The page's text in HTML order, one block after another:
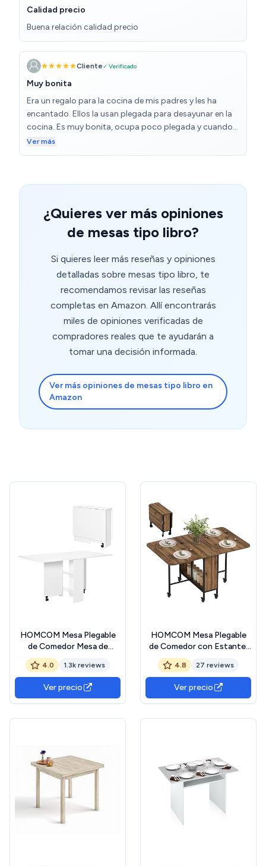
Calidad precio
Buena relación calidad precio
Cliente✓ Verificado
Muy bonita
Era un regalo para la cocina de mis padres y les ha
encantado. Ellos la usan plegada para desayunar en la
cocina. Es muy bonita, ocupa poco plegada y cuando
se abre es cuadrada. Es de fácil limpieza. Tiene un cajon
que está forrado de plástico gris y es de muy fácil
Ver más
¿Quieres ver más opiniones
de mesas tipo libro?
Si quieres leer más reseñas y opiniones
detalladas sobre mesas tipo libro, te
recomendamos revisar las reseñas
completas en Amazon. Allí encontrarás
miles de opiniones verificadas de
compradores reales que te ayudarán a
tomar una decisión informada.
Ver más opiniones de mesas tipo libro en
Amazon
HOMCOM Mesa Plegable
de Comedor Mesa de
Cocina Plegable con
Ruedas Alas Abatibles y
Estantes para 4-6
Personas 75x140x74 cm
Blanco
4.0 1.3k reviews
Ver precio
HOMCOM Mesa Plegable
de Comedor con Estante,
Ruedas, Alas Abatibles y
Bordes Redondeados para
Salón y Cocina -
130x80x74 cm Marrón
4.8 27 reviews
Ver precio